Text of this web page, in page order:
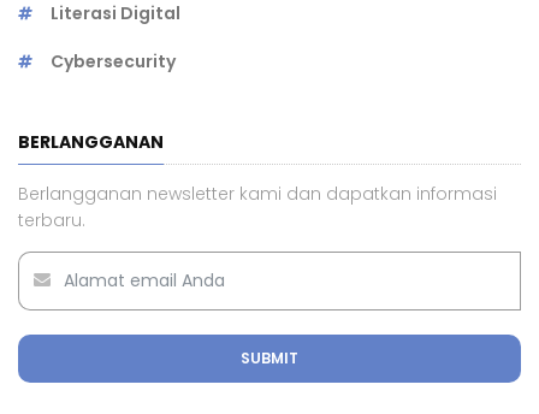
Literasi Digital
Cybersecurity
BERLANGGANAN
Berlangganan newsletter kami dan dapatkan informasi
terbaru.
SUBMIT